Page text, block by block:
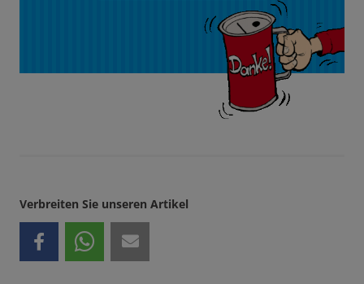
Verbreiten Sie unseren Artikel